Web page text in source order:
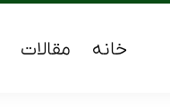
خانه مقالات